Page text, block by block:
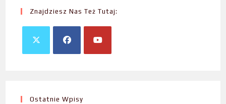
Znajdziesz Nas Też Tutaj:
Ostatnie Wpisy